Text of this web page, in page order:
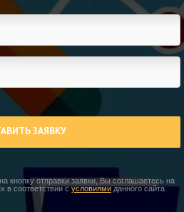
ЗАЯВКУ
кнопку отправки заявки, Вы соглашаетесь на
в соответствии сусловиямиданного сайта